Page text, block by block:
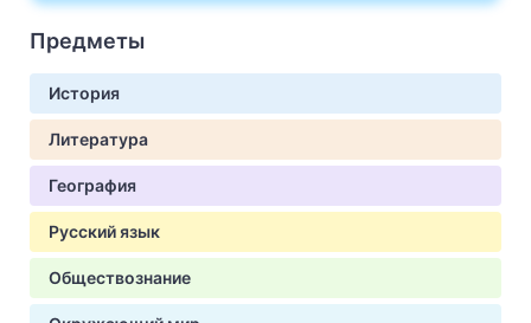
Предметы
История
Литература
География
Русский язык
Обществознание